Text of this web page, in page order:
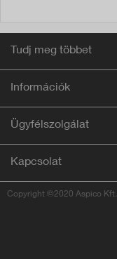
Tudj meg többet
Információk
Ügyfélszolgálat
Kapcsolat
Copyright ©2020 Aspico Kft.